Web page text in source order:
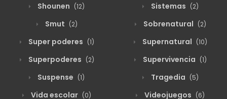
Shounen (12) Sistemas (2)
Smut (2) Sobrenatural (2)
Super poderes (1) Supernatural (10)
Superpoderes (2) Supervivencia (1)
Suspense (1) Tragedia (5)
Vida escolar (0) Videojuegos (6)